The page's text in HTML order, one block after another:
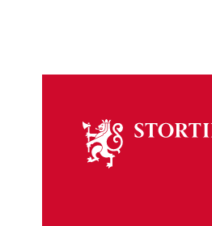
stortinget